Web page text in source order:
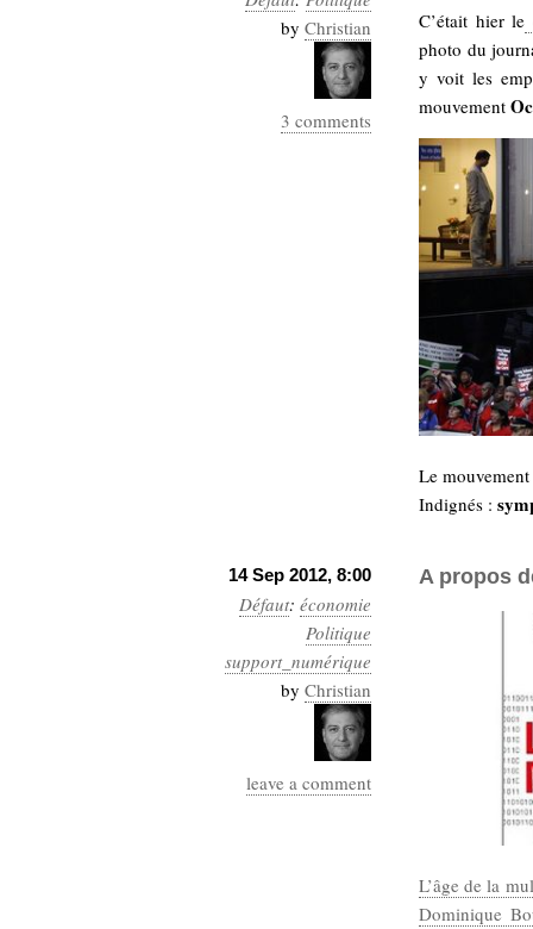
by Christian
3 comments
C’était hier le
photo du
y voit les
mouvement
Le
Indignés :
14 Sep 2012, 8:00
Défaut: économie
Politique
support_numérique
by Christian
leave a comment
A propos
L’âge de la
Dominique
Sémantique
écriture
Archives